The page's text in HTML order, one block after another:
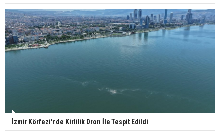
İzmir Körfezi'nde Kirlilik Dron İle Tespit Edildi